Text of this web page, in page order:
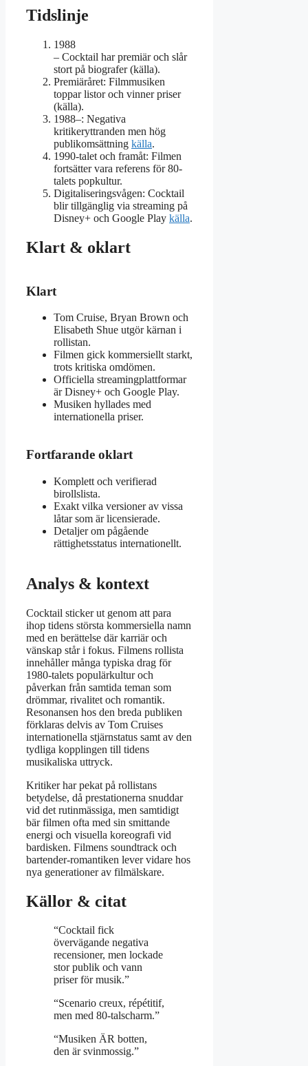
Tidslinje
1988
– Cocktail har premiär och slår
stort på biografer (källa).
Premiäråret: Filmmusiken
toppar listor och vinner priser
(källa).
1988–: Negativa
kritikeryttranden men hög
publikomsättning källa.
1990-talet och framåt: Filmen
fortsätter vara referens för 80-
talets popkultur.
Digitaliseringsvågen: Cocktail
blir tillgänglig via streaming på
Disney+ och Google Play källa.
Klart & oklart
Klart
Tom Cruise, Bryan Brown och
Elisabeth Shue utgör kärnan i
rollistan.
Filmen gick kommersiellt starkt,
trots kritiska omdömen.
Officiella streamingplattformar
är Disney+ och Google Play.
Musiken hyllades med
internationella priser.
Fortfarande oklart
Komplett och verifierad
birollslista.
Exakt vilka versioner av vissa
låtar som är licensierade.
Detaljer om pågående
rättighetsstatus internationellt.
Analys & kontext
Cocktail sticker ut genom att para
ihop tidens största kommersiella namn
med en berättelse där karriär och
vänskap står i fokus. Filmens rollista
innehåller många typiska drag för
1980-talets populärkultur och
påverkan från samtida teman som
drömmar, rivalitet och romantik.
Resonansen hos den breda publiken
förklaras delvis av Tom Cruises
internationella stjärnstatus samt av den
tydliga kopplingen till tidens
musikaliska uttryck.
Kritiker har pekat på rollistans
betydelse, då prestationerna snuddar
vid det rutinmässiga, men samtidigt
bär filmen ofta med sin smittande
energi och visuella koreografi vid
bardisken. Filmens soundtrack och
bartender-romantiken lever vidare hos
nya generationer av filmälskare.
Källor & citat
“Cocktail fick
övervägande negativa
recensioner, men lockade
stor publik och vann
priser för musik.”
“Scenario creux, répétitif,
men med 80-talscharm.”
“Musiken ÄR botten,
den är svinmossig.”